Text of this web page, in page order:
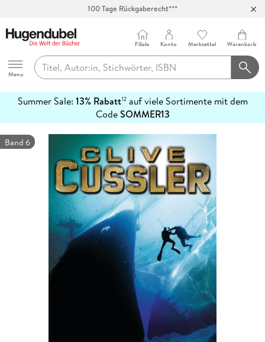
Hugendubel
Menu
Filiale Konto Merkzettel Warenkorb
Summer Sale: 13% Rabatt12auf viele Sortimente mit dem
CodeSOMMER13
erfahren
Band 6